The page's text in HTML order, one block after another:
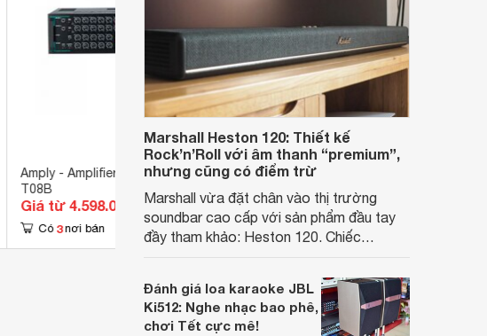
Amply - Amplifier Nikochi NKC-
T08B
Giá từ 4.598.000 đ
Có 3 nơi bán
Ampli Nikochi NKC-S408B
Giá từ 6.248.000 đ
Có 4 nơi bán
Marshall Heston 120: Thiết kế
Rock’n’Roll với âm thanh “premium”,
nhưng cũng có điểm trừ
Marshall vừa đặt chân vào thị trường
soundbar cao cấp với sản phẩm đầu tay
đầy tham khảo: Heston 120. Chiếc
lớn, kết nối đa dạng, mà còn ghi điểm nhờ
“chất Marshall” cùng cấu trúc âm thanh
5.1.2 đầy hứa hẹn.
Đánh giá loa karaoke JBL
Ki512: Nghe nhạc bao phê,
chơi Tết cực mê!